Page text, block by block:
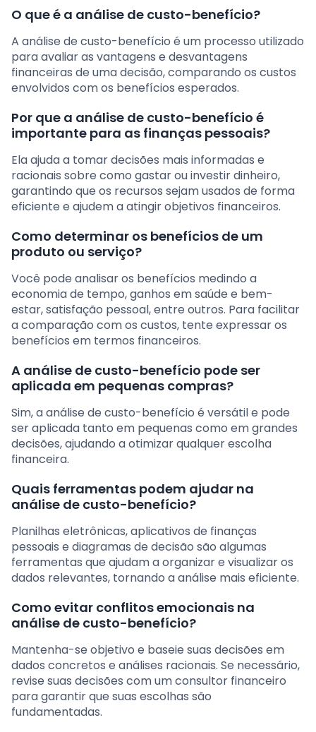
O que é a análise de custo-benefício?
A análise de custo-benefício é um processo utilizado
para avaliar as vantagens e desvantagens
financeiras de uma decisão, comparando os custos
envolvidos com os benefícios esperados.
Por que a análise de custo-benefício é
importante para as finanças pessoais?
Ela ajuda a tomar decisões mais informadas e
racionais sobre como gastar ou investir dinheiro,
garantindo que os recursos sejam usados de forma
eficiente e ajudem a atingir objetivos financeiros.
Como determinar os benefícios de um
produto ou serviço?
Você pode analisar os benefícios medindo a
economia de tempo, ganhos em saúde e bem-
estar, satisfação pessoal, entre outros. Para facilitar
a comparação com os custos, tente expressar os
benefícios em termos financeiros.
A análise de custo-benefício pode ser
aplicada em pequenas compras?
Sim, a análise de custo-benefício é versátil e pode
ser aplicada tanto em pequenas como em grandes
decisões, ajudando a otimizar qualquer escolha
financeira.
Quais ferramentas podem ajudar na
análise de custo-benefício?
Planilhas eletrônicas, aplicativos de finanças
pessoais e diagramas de decisão são algumas
ferramentas que ajudam a organizar e visualizar os
dados relevantes, tornando a análise mais eficiente.
Como evitar conflitos emocionais na
análise de custo-benefício?
Mantenha-se objetivo e baseie suas decisões em
dados concretos e análises racionais. Se necessário,
revise suas decisões com um consultor financeiro
para garantir que suas escolhas são
fundamentadas.